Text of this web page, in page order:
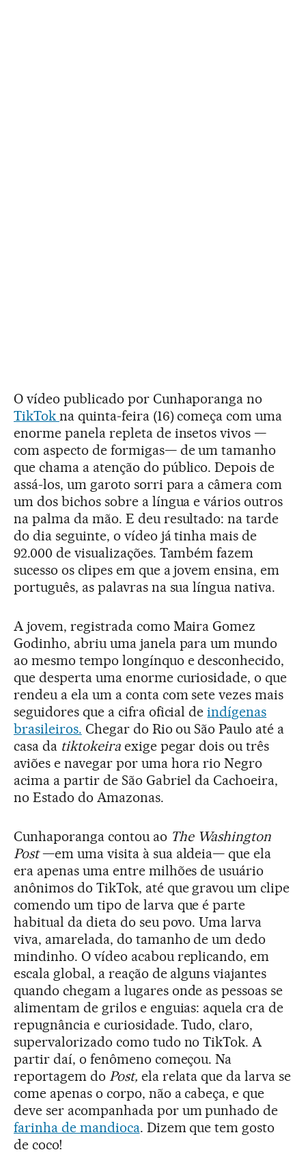
O vídeo publicado por Cunhaporanga no
TikTok na quinta-feira (16) começa com uma
enorme panela repleta de insetos vivos —
com aspecto de formigas— de um tamanho
que chama a atenção do público. Depois de
assá-los, um garoto sorri para a câmera com
um dos bichos sobre a língua e vários outros
na palma da mão. E deu resultado: na tarde
do dia seguinte, o vídeo já tinha mais de
92.000 de visualizações. Também fazem
sucesso os clipes em que a jovem ensina, em
português, as palavras na sua língua nativa.
A jovem, registrada como Maira Gomez
Godinho, abriu uma janela para um mundo
ao mesmo tempo longínquo e desconhecido,
que desperta uma enorme curiosidade, o que
rendeu a ela um a conta com sete vezes mais
seguidores que a cifra oficial deindígenas
brasileiros. Chegar do Rio ou São Paulo até a
casa da tiktokeiraexige pegar dois ou três
aviões e navegar por uma hora rio Negro
acima a partir de São Gabriel da Cachoeira,
no Estado do Amazonas.
Cunhaporanga contou ao The Washington
Post—em uma visita à sua aldeia— que ela
era apenas uma entre milhões de usuário
anônimos do TikTok, até que gravou um clipe
comendo um tipo de larva que é parte
habitual da dieta do seu povo. Uma larva
viva, amarelada, do tamanho de um dedo
mindinho. O vídeo acabou replicando, em
escala global, a reação de alguns viajantes
quando chegam a lugares onde as pessoas se
alimentam de grilos e enguias: aquela cra de
repugnância e curiosidade. Tudo, claro,
supervalorizado como tudo no TikTok. A
partir daí, o fenômeno começou. Na
reportagem do Post, ela relata que da larva se
come apenas o corpo, não a cabeça, e que
deve ser acompanhada por um punhado de
farinha de mandioca. Dizem que tem gosto
de coco!